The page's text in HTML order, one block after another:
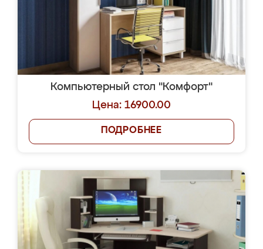
Компьютерный стол "Комфорт"
Цена: 16900.00
ПОДРОБНЕЕ